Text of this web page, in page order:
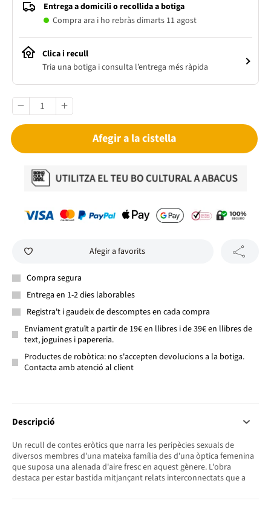
Entrega a domicili o recollida a botiga
Compra ara i ho rebràs dimarts 11 agost
Clica i recull
Tria una botiga i consulta l’entrega més ràpida
Afegir a la cistella
Afegir a favorits
Compra segura
Entrega en 1-2 dies laborables
Registra't i gaudeix de descomptes en cada compra
Enviament gratuït a partir de 19€ en llibres i de 39€ en llibres de
text, joguines i papereria.
Productes de robòtica: no s'accepten devolucions a la botiga.
Contacta amb atenció al client
Descripció
Un recull de contes eròtics que narra les peripècies sexuals de
diversos membres d'una mateixa família des d'una òptica femenina
que suposa una alenada d'aire fresc en aquest gènere. L'obra
destaca per estar bastida mitjançant relats interconnectats que a